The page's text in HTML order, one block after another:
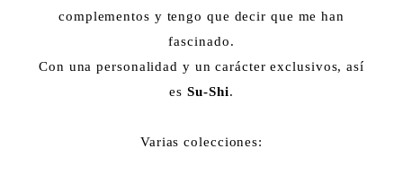
complementos y tengo que decir que me han
fascinado.
Con una personalidad y un carácter exclusivos, así
esSu-Shi.
Varias colecciones: